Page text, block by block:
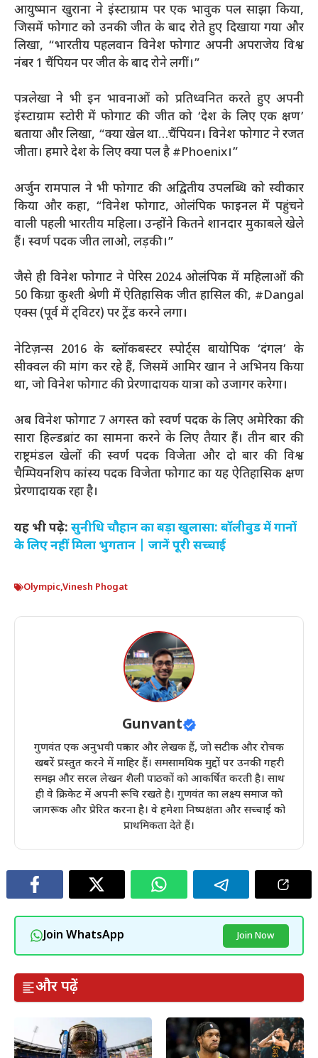
आयुष्मान खुराना ने इंस्टाग्राम पर एक भावुक पल साझा किया,
जिसमें फोगाट को उनकी जीत के बाद रोते हुए दिखाया गया और
लिखा, “भारतीय पहलवान विनेश फोगाट अपनी अपराजेय विश्व
नंबर 1 चैंपियन पर जीत के बाद रोने लगीं।”
पत्रलेखा ने भी इन भावनाओं को प्रतिध्वनित करते हुए अपनी
इंस्टाग्राम स्टोरी में फोगाट की जीत को ‘देश के लिए एक क्षण’
बताया और लिखा, “क्या खेल था…चैंपियन। विनेश फोगाट ने रजत
जीता। हमारे देश के लिए क्या पल है #Phoenix।”
अर्जुन रामपाल ने भी फोगाट की अद्वितीय उपलब्धि को स्वीकार
किया और कहा, “विनेश फोगाट, ओलंपिक फाइनल में पहुंचने
वाली पहली भारतीय महिला। उन्होंने कितने शानदार मुकाबले खेले
हैं। स्वर्ण पदक जीत लाओ, लड़की।”
जैसे ही विनेश फोगाट ने पेरिस 2024 ओलंपिक में महिलाओं की
50 किग्रा कुश्ती श्रेणी में ऐतिहासिक जीत हासिल की, #Dangal
एक्स (पूर्व में ट्विटर) पर ट्रेंड करने लगा।
नेटिज़न्स 2016 के ब्लॉकबस्टर स्पोर्ट्स बायोपिक ‘दंगल’ के
सीक्वल की मांग कर रहे हैं, जिसमें आमिर खान ने अभिनय किया
था, जो विनेश फोगाट की प्रेरणादायक यात्रा को उजागर करेगा।
अब विनेश फोगाट 7 अगस्त को स्वर्ण पदक के लिए अमेरिका की
सारा हिल्डब्रांट का सामना करने के लिए तैयार हैं। तीन बार की
राष्ट्रमंडल खेलों की स्वर्ण पदक विजेता और दो बार की विश्व
चैम्पियनशिप कांस्य पदक विजेता फोगाट का यह ऐतिहासिक क्षण
प्रेरणादायक रहा है।
यह भी पढ़े: सुनीधि चौहान का बड़ा खुलासा: बॉलीवुड में गानों
के लिए नहीं मिला भुगतान | जानें पूरी सच्चाई
Olympic,Vinesh Phogat
Gunvant
गुणवंत एक अनुभवी पत्रकार और लेखक हैं, जो सटीक और रोचक
खबरें प्रस्तुत करने में माहिर हैं। समसामयिक मुद्दों पर उनकी गहरी
समझ और सरल लेखन शैली पाठकों को आकर्षित करती है। साथ
ही वे क्रिकेट में अपनी रूचि रखते है। गुणवंत का लक्ष्य समाज को
जागरूक और प्रेरित करना है। वे हमेशा निष्पक्षता और सच्चाई को
प्राथमिकता देते हैं।
Join WhatsApp Join Now
और पढ़ें